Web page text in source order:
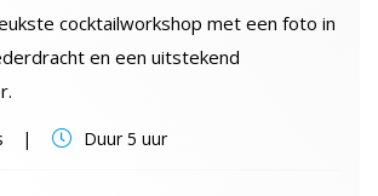
cocktailworkshop met een foto in
en een uitstekend
Duur5 uur